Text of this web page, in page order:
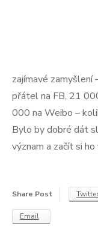
zajímavé zamyšlení
přátel na FB, 21
000 na Weibo –
Bylo by dobré dát
význam a začít si ho
Share Post Twitter
Email